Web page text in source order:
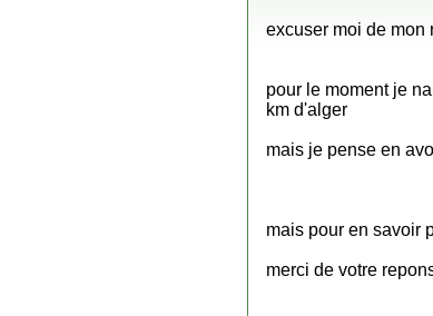
excuser moi de mon
pour le moment je
km d'alger
mais je pense en
mais pour en savoir
merci de votre